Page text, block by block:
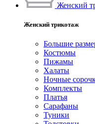
Женский
Женский трикотаж
Большие
Костюмы
Пижамы
Халаты
Ночные
Комплекты
Платья
Сарафаны
Туники